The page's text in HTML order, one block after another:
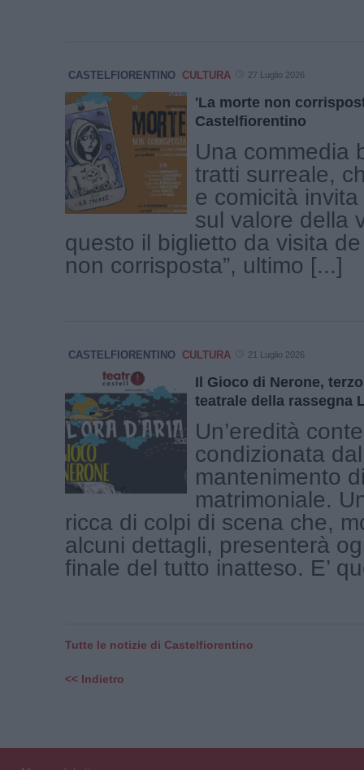
CASTELFIORENTINO CULTURA 27 Luglio 2026
'La morte non
Castelfiorentino
Una commedia
tratti surreale,
e comicità
sul valore della
questo il biglietto da visita de
non corrisposta”, ultimo [...]
CASTELFIORENTINO CULTURA 21 Luglio 2026
Il Gioco di Nerone,
teatrale della rassegna
Un’eredità
condizionata dal
mantenimento
matrimoniale.
ricca di colpi di scena che,
alcuni dettagli, presenterà
finale del tutto inatteso. E’
Tutte le notizie di Castelfiorentino
<< Indietro